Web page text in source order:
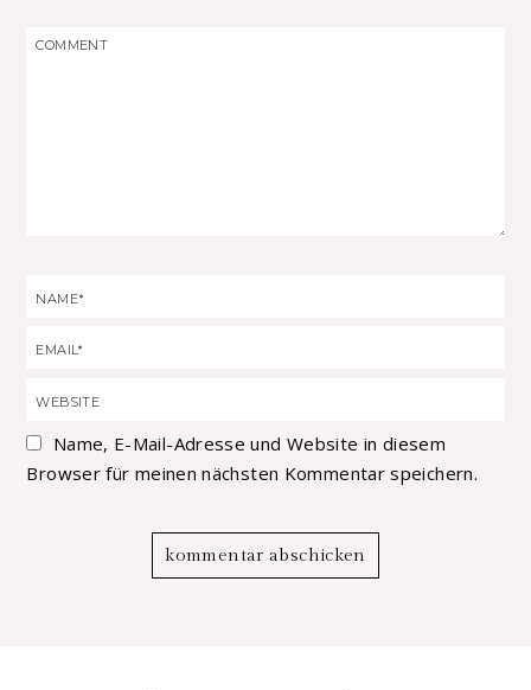
Name, E-Mail-Adresse und Website in diesem
Browser für meinen nächsten Kommentar speichern.